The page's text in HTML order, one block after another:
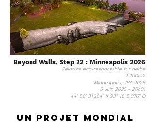
Beyond Walls, Step 22 : Minneapolis 2026
Peinture eco-responsable sur herbe
2.200m2
Minneapolis, USA 2026
5 Juin 2026 - 20h01
44° 59’ 31,284” N 93° 16’ 5,076” O
Un projet mondial